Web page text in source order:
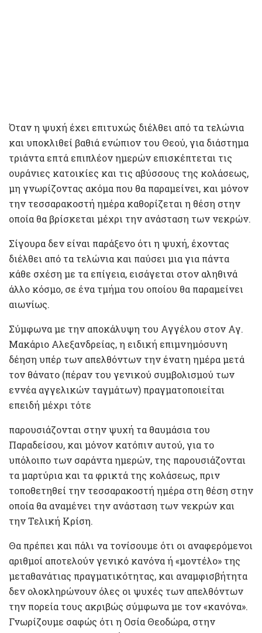
Όταν η ψυχή έχει επιτυχώς διέλθει από τα τελώνια
και υποκλιθεί βαθιά ενώπιον του Θεού, για διάστημα
τριάντα επτά επιπλέον ημερών επισκέπτεται τις
ουράνιες κατοικίες και τις αβύσσους της κολάσεως,
μη γνωρίζοντας ακόμα που θα παραμείνει, και μόνον
την τεσσαρακοστή ημέρα καθορίζεται η θέση στην
οποία θα βρίσκεται μέχρι την ανάσταση των νεκρών.
Σίγουρα δεν είναι παράξενο ότι η ψυχή, έχοντας
διέλθει από τα τελώνια και παύσει μια για πάντα
κάθε σχέση με τα επίγεια, εισάγεται στον αληθινά
άλλο κόσμο, σε ένα τμήμα του οποίου θα παραμείνει
αιωνίως.
Σύμφωνα με την αποκάλυψη του Αγγέλου στον Αγ.
Μακάριο Αλεξανδρείας, η ειδική επιμνημόσυνη
δέηση υπέρ των απελθόντων την ένατη ημέρα μετά
τον θάνατο (πέραν του γενικού συμβολισμού των
εννέα αγγελικών ταγμάτων) πραγματοποιείται
επειδή μέχρι τότε
παρουσιάζονται στην ψυχή τα θαυμάσια του
Παραδείσου, και μόνον κατόπιν αυτού, για το
υπόλοιπο των σαράντα ημερών, της παρουσιάζονται
τα μαρτύρια και τα φρικτά της κολάσεως, πριν
τοποθετηθεί την τεσσαρακοστή ημέρα στη θέση στην
οποία θα αναμένει την ανάσταση των νεκρών και
την Τελική Κρίση.
Θα πρέπει και πάλι να τονίσουμε ότι οι αναφερόμενοι
αριθμοί αποτελούν γενικό κανόνα ή «μοντέλο» της
μεταθανάτιας πραγματικότητας, και αναμφισβήτητα
δεν ολοκληρώνουν όλες οι ψυχές των απελθόντων
την πορεία τους ακριβώς σύμφωνα με τον «κανόνα».
Γνωρίζουμε σαφώς ότι η Οσία Θεοδώρα, στην